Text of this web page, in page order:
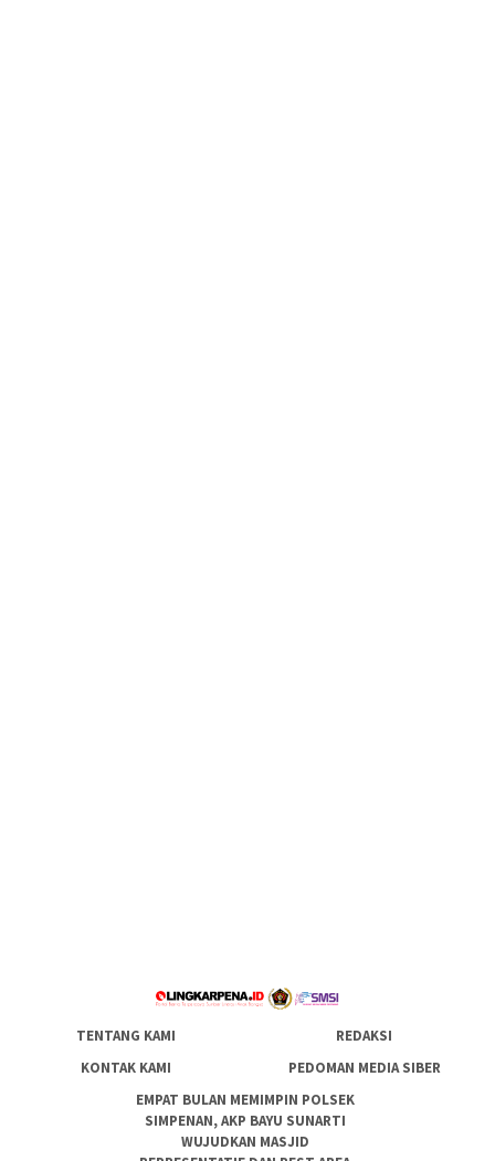
TENTANG KAMI
REDAKSI
KONTAK KAMI
PEDOMAN MEDIA SIBER
EMPAT BULAN MEMIMPIN POLSEK
SIMPENAN, AKP BAYU SUNARTI
WUJUDKAN MASJID